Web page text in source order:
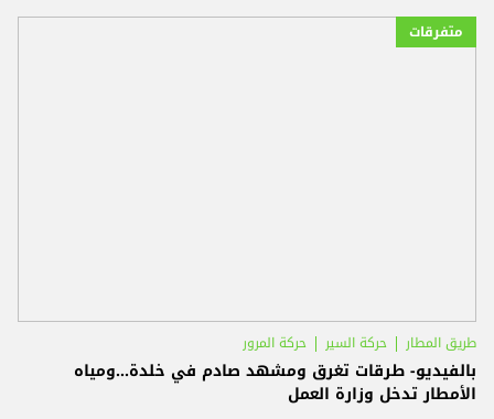
متفرقات
طريق المطار حركة السير حركة المرور
بالفيديو- طرقات تغرق ومشهد صادم في خلدة...ومياه
الأمطار تدخل وزارة العمل